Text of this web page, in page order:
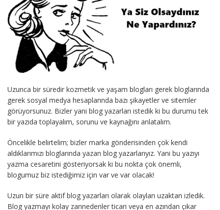
Uzunca bir süredir kozmetik ve yaşam blogları gerek bloglarında
gerek sosyal medya hesaplarında bazı şikayetler ve sitemler
görüyorsunuz. Bizler yani blog yazarları istedik ki bu durumu tek
bir yazıda toplayalım, sorunu ve kaynağını anlatalım.
Öncelikle belirtelim; bizler marka gönderisinden çok kendi
aldıklarımızı bloglarında yazan blog yazarlarıyız. Yani bu yazıyı
yazma cesaretini gösteriyorsak ki bu nokta çok önemli,
blogumuz biz istediğimiz için var ve var olacak!
Uzun bir süre aktif blog yazarları olarak olayları uzaktan izledik.
Blog yazmayı kolay zannedenler ticari veya en azından çıkar